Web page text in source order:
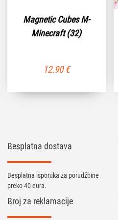
Magnetic Cubes M-
Minecraft (32)
12.90€
Besplatna dostava
Besplatna isporuka za porudžbine
preko 40 eura.
Broj za reklamacije